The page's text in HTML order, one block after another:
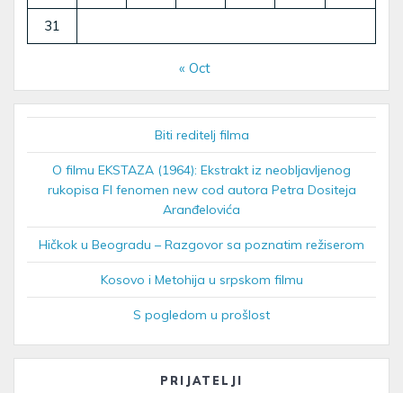
31
« Oct
Biti reditelj filma
O filmu EKSTAZA (1964): Ekstrakt iz neobljavljenog
rukopisa FI fenomen new cod autora Petra Dositeja
Aranđelovića
Hičkok u Beogradu – Razgovor sa poznatim režiserom
Kosovo i Metohija u srpskom filmu
S pogledom u prošlost
PRIJATELJI